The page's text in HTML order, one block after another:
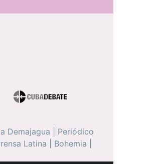
Demajagua
Periódico
Latina Bohemia